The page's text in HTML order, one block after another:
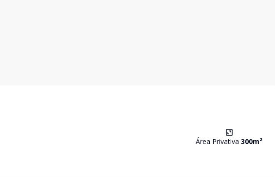
Área Privativa 300m²